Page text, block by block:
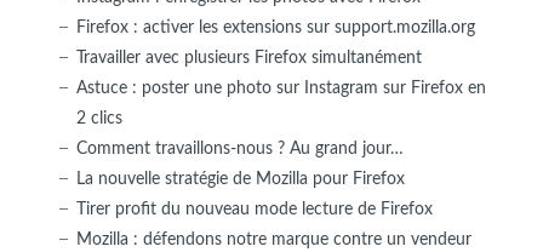
Firefox : activer les extensions sur support.mozilla.org
Travailler avec plusieurs Firefox simultanément
Astuce : poster une photo sur Instagram sur Firefox en
2 clics
Comment travaillons-nous ? Au grand jour…
La nouvelle stratégie de Mozilla pour Firefox
Tirer profit du nouveau mode lecture de Firefox
Mozilla : défendons notre marque contre un vendeur